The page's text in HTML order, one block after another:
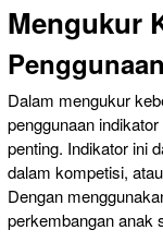
Mengukur
Dalam mengukur
penggunaan
penting. Indikator ini
dalam kompetisi,
Dengan
perkembangan anak